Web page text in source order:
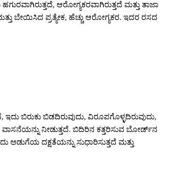
ಆರೋಗ್ಯಕರವಾಗಿರುತ್ತದೆ ಮತ್ತು ತಾಜಾ
ಬೇಯಿಸಿದ ಪ್ರತ್ಯೇಕ, ಹೆಚ್ಚು ಆರೋಗ್ಯಕರ. ಇದರ ರಸದ
ಬಿರುಕು ಬಿಡದಿರುವುದು, ವಿರೂಪಗೊಳ್ಳದಿರುವುದು,
ನೀಡುತ್ತದೆ. ಬಿದಿರಿನ ಕತ್ತರಿಸುವ ಬೋರ್ಡ್‌ನ
ಅಡುಗೆಯ ದಕ್ಷತೆಯನ್ನು ಸುಧಾರಿಸುತ್ತದೆ ಮತ್ತು